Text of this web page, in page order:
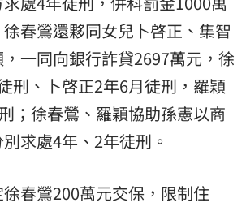
春鶯還夥同女兒卜啓正、集智
一同向銀行詐貸2697萬元，徐
刑、卜啓正2年6月徒刑，羅穎
；徐春鶯、羅穎協助孫憲以商
求處4年、2年徒刑。
春鶯200萬元交保，限制住